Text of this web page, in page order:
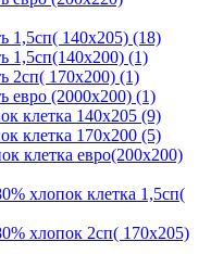
1,5сп( 140х205) (18)
1,5сп(140х200) (1)
2сп( 170х200) (1)
евро (2000х200) (1)
клетка 140х205 (9)
клетка 170х200 (5)
клетка евро(200х200)
хлопок клетка 1,5сп(
хлопок 2сп( 170х205)